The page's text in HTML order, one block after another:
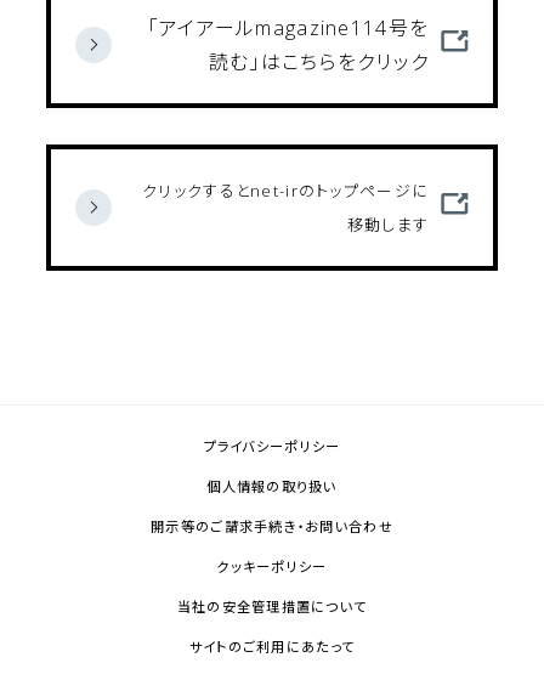
「アイアールmagazine114号を
読む」はこちらをクリック
クリックするとnet-irのトップページに
移動します
プライバシーポリシー
個人情報の取り扱い
開示等のご請求手続き・お問い合わせ
クッキーポリシー
当社の安全管理措置について
サイトのご利用にあたって